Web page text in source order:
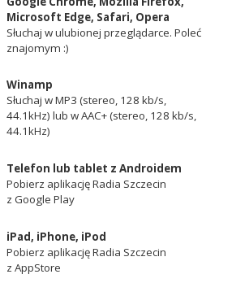
Microsoft Edge, Safari, Opera
Słuchaj w ulubionej przeglądarce. Poleć
znajomym :)
Winamp
Słuchaj w MP3 (stereo, 128 kb/s,
44.1kHz) lub w AAC+ (stereo, 128 kb/s,
44.1kHz)
Telefon lub tablet z Androidem
Pobierz aplikację Radia Szczecin
z Google Play
iPad, iPhone, iPod
Pobierz aplikację Radia Szczecin
z AppStore